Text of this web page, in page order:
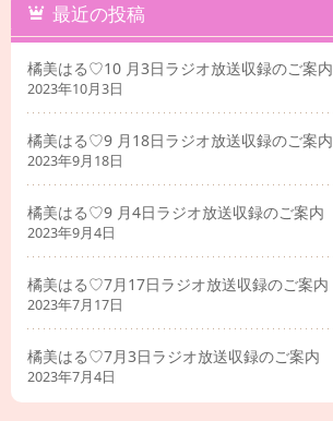
最近の投稿
橘美はる♡10 月3日ラジオ放送収録のご案内
2023年10月3日
橘美はる♡9 月18日ラジオ放送収録のご案内
2023年9月18日
橘美はる♡9 月4日ラジオ放送収録のご案内
2023年9月4日
橘美はる♡7月17日ラジオ放送収録のご案内
2023年7月17日
橘美はる♡7月3日ラジオ放送収録のご案内
2023年7月4日